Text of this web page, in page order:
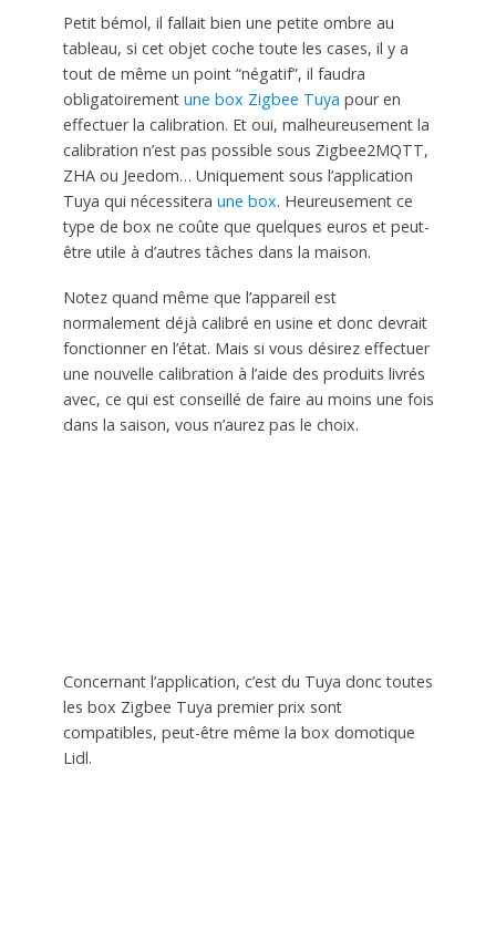
Petit bémol, il fallait bien une petite ombre au
tableau, si cet objet coche toute les cases, il y a
tout de même un point “négatif”, il faudra
obligatoirement une box Zigbee Tuya pour en
effectuer la calibration. Et oui, malheureusement la
calibration n’est pas possible sous Zigbee2MQTT,
ZHA ou Jeedom… Uniquement sous l’application
Tuya qui nécessitera une box. Heureusement ce
type de box ne coûte que quelques euros et peut-
être utile à d’autres tâches dans la maison.
Notez quand même que l’appareil est
normalement déjà calibré en usine et donc devrait
fonctionner en l’état. Mais si vous désirez effectuer
une nouvelle calibration à l’aide des produits livrés
avec, ce qui est conseillé de faire au moins une fois
dans la saison, vous n’aurez pas le choix.
Concernant l’application, c’est du Tuya donc toutes
les box Zigbee Tuya premier prix sont
compatibles, peut-être même la box domotique
Lidl.